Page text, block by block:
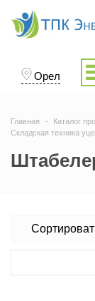
Орел
Главная Каталог
Складская техника